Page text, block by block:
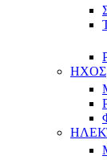
ΗΧΟΣ